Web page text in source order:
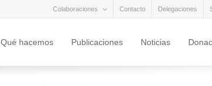
Colaboraciones Contacto Delegaciones
Qué hacemos Publicaciones Noticias